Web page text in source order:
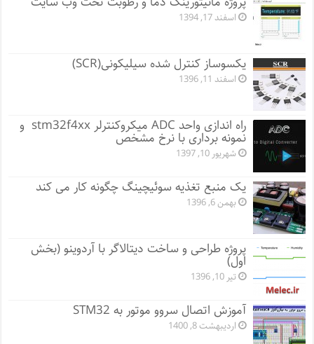
اسفند 17, 1394
یکسوساز کنترل شده سیلیکونی(SCR)
اسفند 11, 1396
راه اندازی واحد ADC میکروکنترلر stm32f4xx و
نمونه برداری با نرخ مشخص
شهریور 10, 1397
یک منبع تغذیه سوئیچینگ چگونه کار می کند
بهمن 6, 1396
پروژه طراحی و ساخت دیتالاگر با آردوینو (بخش
اول)
تیر 10, 1396
آموزش اتصال سروو موتور به STM32
اردیبهشت 8, 1400